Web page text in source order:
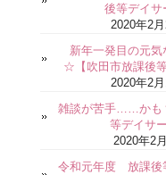
後等デイサ
2020年2月
新年一発目の元気
☆【吹田市放課後等
2020年2月
雑談が苦手……かも
等デイサ
2020年2
令和元年度 放課後